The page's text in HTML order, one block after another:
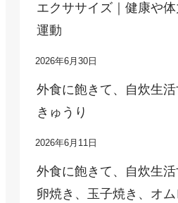
エクササイズ｜健康や
運動
2026年6月30日
外食に飽きて、自炊生活
きゅうり
2026年6月11日
外食に飽きて、自炊生活
卵焼き、玉子焼き、オム